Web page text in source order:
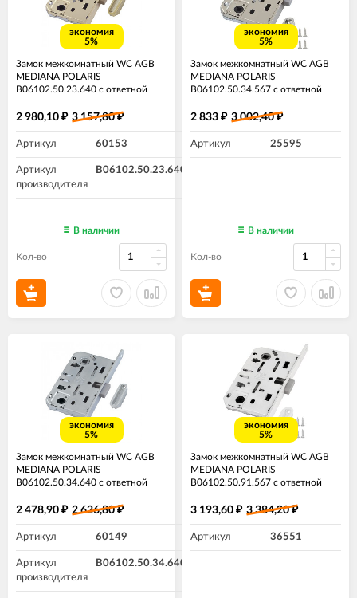
экономия
5%
Замок межкомнатный WC AGB
MEDIANA POLARIS
B06102.50.23.640 с ответной
2 980,10 ₽ 3 157,80₽
Артикул 60153
Артикул
производителя
B06102.50.23.640
В наличии
Кол-во
экономия
5%
Замок межкомнатный WC AGB
MEDIANA POLARIS
B06102.50.34.567 с ответной
2 833 ₽ 3 002,40₽
Артикул 25595
В наличии
Кол-во
экономия
5%
Замок межкомнатный WC AGB
MEDIANA POLARIS
B06102.50.34.640 с ответной
2 478,90 ₽ 2 626,80₽
Артикул 60149
Артикул
производителя
B06102.50.34.640
экономия
5%
Замок межкомнатный WC AGB
MEDIANA POLARIS
B06102.50.91.567 с ответной
3 193,60 ₽ 3 384,20₽
Артикул 36551